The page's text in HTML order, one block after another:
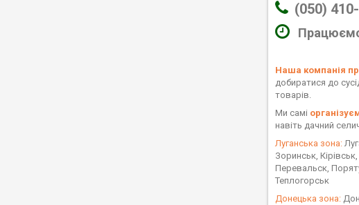
(050)
Наша компанія
добиратися до
товарів.
Ми самі
навіть дачний
Луганська зона:
Зоринськ,
Перевальск,
Теплогорськ
Донецька зона: